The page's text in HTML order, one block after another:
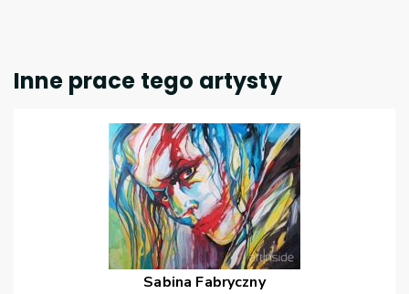
Inne prace tego artysty
Sabina Fabryczny